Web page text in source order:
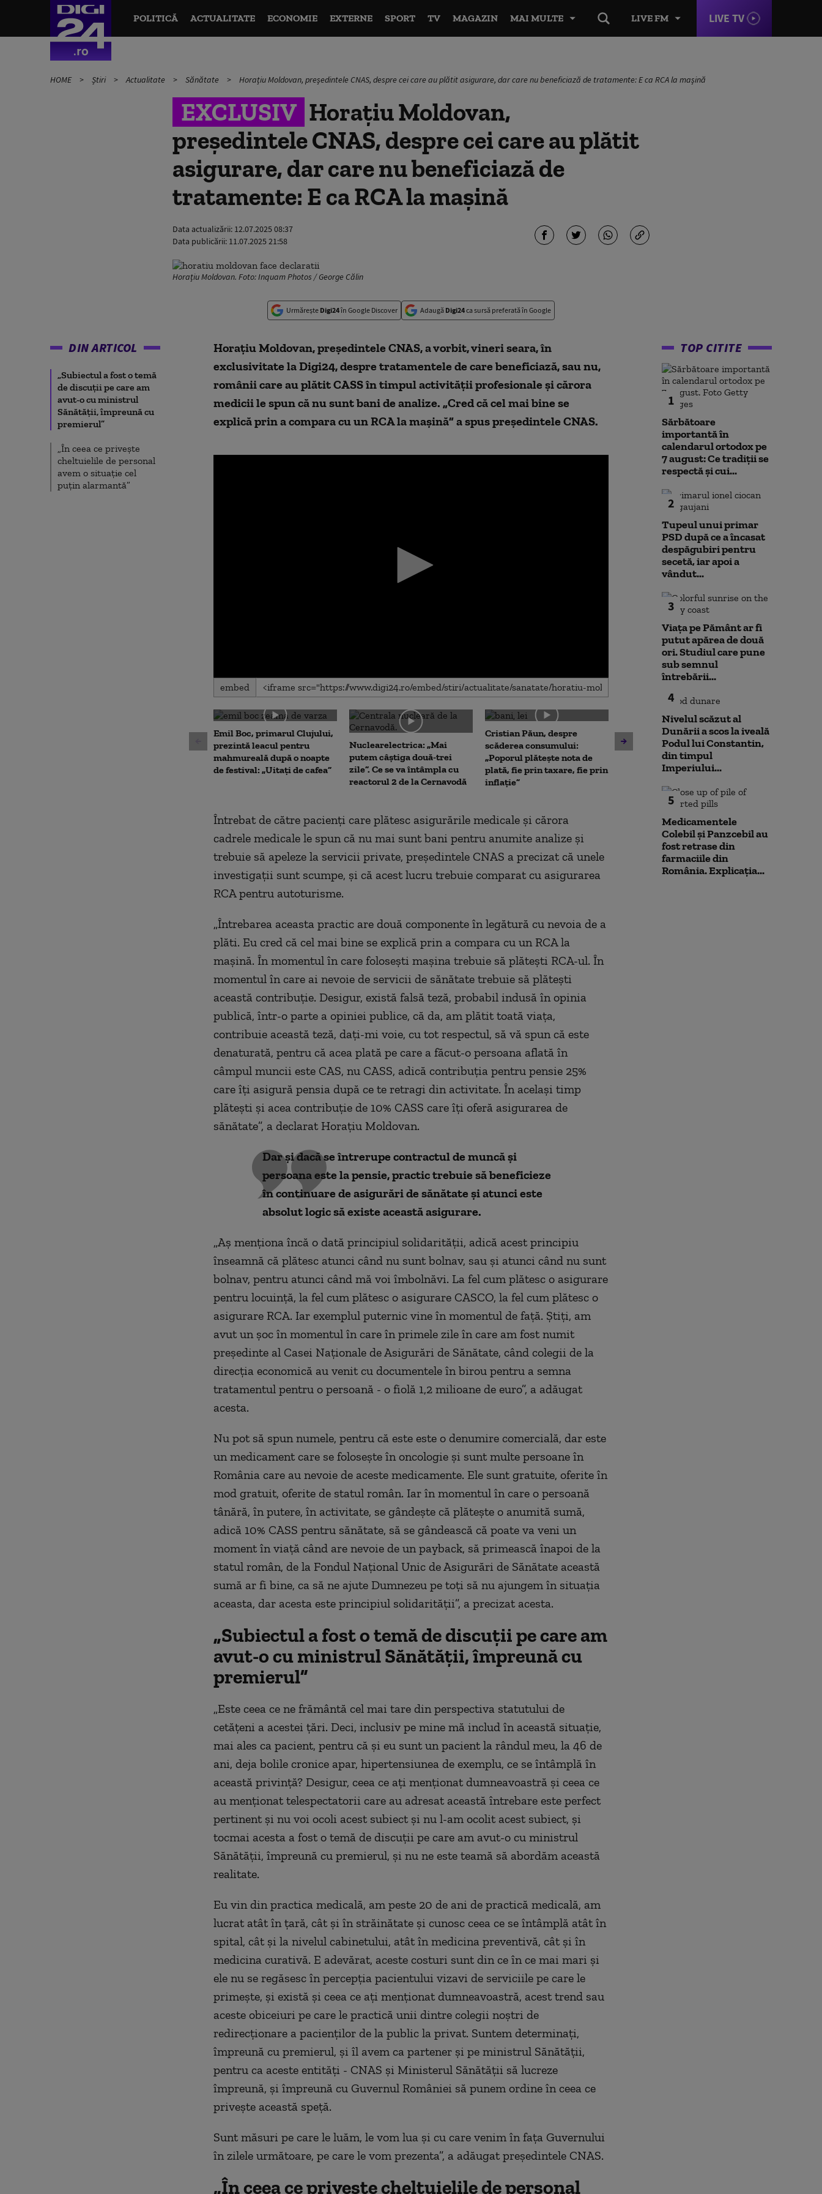
LIVE FM LIVE TV
POLITICĂ ACTUALITATE ECONOMIE EXTERNE SPORT TV MAGAZIN MAI MULTE
HOME Știri Actualitate Sănătate Horațiu Moldovan, președintele CNAS, despre cei care au plătit asigurare, dar care nu beneficiază de tratamente: E ca RCA la mașină
EXCLUSIV Horațiu Moldovan,
președintele CNAS, despre cei care au plătit
asigurare, dar care nu beneficiază de
tratamente: E ca RCA la mașină
Data actualizării: 12.07.2025 08:37
Data publicării: 11.07.2025 21:58
Horațiu Moldovan. Foto: Inquam Photos / George Călin
Urmărește Digi24în Google Discover Adaugă Digi24ca sursă preferată în Google
DIN ARTICOL
„Subiectul a fost o temă
de discuții pe care am
avut-o cu ministrul
Sănătății, împreună cu
premierul”
„În ceea ce privește
cheltuielile de personal
avem o situație cel
puțin alarmantă”
Horațiu Moldovan, președintele CNAS, a vorbit, vineri seara, în
exclusivitate la Digi24, despre tratamentele de care beneficiază, sau nu,
românii care au plătit CASS în timpul activității profesionale și cărora
medicii le spun că nu sunt bani de analize. „Cred că cel mai bine se
explică prin a compara cu un RCA la mașină” a spus președintele CNAS.
0
seconds
0
secondsVolume
90%
embed
Emil Boc, primarul Clujului,
prezintă leacul pentru
mahmureală după o noapte
de festival: „Uitați de cafea”
Nuclearelectrica: „Mai
putem câștiga două-trei
zile”. Ce se va întâmpla cu
reactorul 2 de la Cernavodă
Cristian Păun, despre
scăderea consumului:
„Poporul plătește nota de
plată, fie prin taxare, fie prin
inflație”
Antrenament cu miză:
pușcașii marini români au
testat vehiculele de asalt
amfibiu AAV-7 alături de
10 luni de la
Întrebat de către pacienți care plătesc asigurările medicale și cărora
cadrele medicale le spun că nu mai sunt bani pentru anumite analize și
trebuie să apeleze la servicii private, președintele CNAS a precizat că unele
investigații sunt scumpe, și că acest lucru trebuie comparat cu asigurarea
RCA pentru autoturisme.
„Întrebarea aceasta practic are două componente în legătură cu nevoia de a
plăti. Eu cred că cel mai bine se explică prin a compara cu un RCA la
mașină. În momentul în care folosești mașina trebuie să plătești RCA-ul. În
momentul în care ai nevoie de servicii de sănătate trebuie să plătești
această contribuție. Desigur, există falsă teză, probabil indusă în opinia
publică, într-o parte a opiniei publice, că da, am plătit toată viața,
contribuie această teză, dați-mi voie, cu tot respectul, să vă spun că este
denaturată, pentru că acea plată pe care a făcut-o persoana aflată în
câmpul muncii este CAS, nu CASS, adică contribuția pentru pensie 25%
care îți asigură pensia după ce te retragi din activitate. În același timp
plătești și acea contribuție de 10% CASS care îți oferă asigurarea de
sănătate”, a declarat Horațiu Moldovan.
Dar și dacă se întrerupe contractul de muncă și
persoana este la pensie, practic trebuie să beneficieze
în continuare de asigurări de sănătate și atunci este
absolut logic să existe această asigurare.
„Aș menționa încă o dată principiul solidarității, adică acest principiu
înseamnă că plătesc atunci când nu sunt bolnav, sau și atunci când nu sunt
bolnav, pentru atunci când mă voi îmbolnăvi. La fel cum plătesc o asigurare
pentru locuință, la fel cum plătesc o asigurare CASCO, la fel cum plătesc o
asigurare RCA. Iar exemplul puternic vine în momentul de față. Știți, am
avut un șoc în momentul în care în primele zile în care am fost numit
președinte al Casei Naționale de Asigurări de Sănătate, când colegii de la
direcția economică au venit cu documentele în birou pentru a semna
tratamentul pentru o persoană - o fiolă 1,2 milioane de euro”, a adăugat
acesta.
Nu pot să spun numele, pentru că este este o denumire comercială, dar este
un medicament care se folosește în oncologie și sunt multe persoane în
România care au nevoie de aceste medicamente. Ele sunt gratuite, oferite în
mod gratuit, oferite de statul român. Iar în momentul în care o persoană
tânără, în putere, în activitate, se gândește că plătește o anumită sumă,
adică 10% CASS pentru sănătate, să se gândească că poate va veni un
moment în viață când are nevoie de un payback, să primească înapoi de la
statul român, de la Fondul Național Unic de Asigurări de Sănătate această
sumă ar fi bine, ca să ne ajute Dumnezeu pe toți să nu ajungem în situația
aceasta, dar acesta este principiul solidarității”, a precizat acesta.
„Subiectul a fost o temă de discuții pe care am
avut-o cu ministrul Sănătății, împreună cu
premierul”
„Este ceea ce ne frământă cel mai tare din perspectiva statutului de
cetățeni a acestei țări. Deci, inclusiv pe mine mă includ în această situație,
mai ales ca pacient, pentru că și eu sunt un pacient la rândul meu, la 46 de
ani, deja bolile cronice apar, hipertensiunea de exemplu, ce se întâmplă în
această privință? Desigur, ceea ce ați menționat dumneavoastră și ceea ce
au menționat telespectatorii care au adresat această întrebare este perfect
pertinent și nu voi ocoli acest subiect și nu l-am ocolit acest subiect, și
tocmai acesta a fost o temă de discuții pe care am avut-o cu ministrul
Sănătății, împreună cu premierul, și nu ne este teamă să abordăm această
realitate.
Eu vin din practica medicală, am peste 20 de ani de practică medicală, am
lucrat atât în țară, cât și în străinătate și cunosc ceea ce se întâmplă atât în
spital, cât și la nivelul cabinetului, atât în medicina preventivă, cât și în
medicina curativă. E adevărat, aceste costuri sunt din ce în ce mai mari și
ele nu se regăsesc în percepția pacientului vizavi de serviciile pe care le
primește, și există și ceea ce ați menționat dumneavoastră, acest trend sau
aceste obiceiuri pe care le practică unii dintre colegii noștri de
redirecționare a pacienților de la public la privat. Suntem determinați,
împreună cu premierul, și îl avem ca partener și pe ministrul Sănătății,
pentru ca aceste entități - CNAS și Ministerul Sănătății să lucreze
împreună, și împreună cu Guvernul României să punem ordine în ceea ce
privește această speță.
Sunt măsuri pe care le luăm, le vom lua și cu care venim în fața Guvernului
în zilele următoare, pe care le vom prezenta”, a adăugat președintele CNAS.
„În ceea ce privește cheltuielile de personal
TOP CITITE
1
Sărbătoare
importantă în
calendarul ortodox pe
7 august: Ce tradiții se
respectă și cui...
2
Tupeul unui primar
PSD după ce a încasat
despăgubiri pentru
secetă, iar apoi a
vândut...
3
Viața pe Pământ ar fi
putut apărea de două
ori. Studiul care pune
sub semnul
întrebării...
4
Nivelul scăzut al
Dunării a scos la iveală
Podul lui Constantin,
din timpul
Imperiului...
5
Medicamentele
Colebil și Panzcebil au
fost retrase din
farmaciile din
România. Explicația...